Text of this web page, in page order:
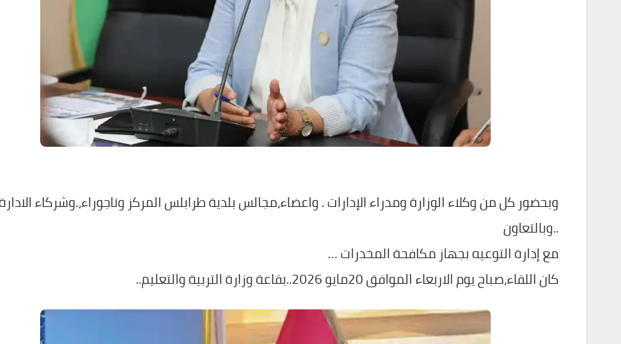
وبحضور كل من وكلاء الوزارة ومدراء الإدارات . واعضاء،مجالس بلدية طرابلس المركز وتاجوراء،.وشركاء
..وبالتعاون
مع إدارة التوعيه بجهاز مكافحة المخدرات …
كان اللقاء،صباح يوم الاربعاء الموافق 20مايو 2026..بقاعة وزارة التربية والتعليم..